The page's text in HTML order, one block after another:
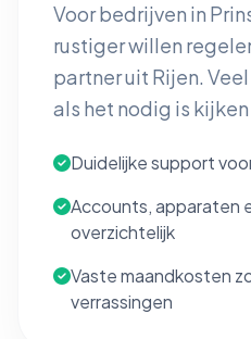
Voor bedrijven in
rustiger willen
partner uit Rijen.
als het nodig is
Duidelijke support
Accounts, apparaten
overzichtelijk
Vaste maandkosten
verrassingen